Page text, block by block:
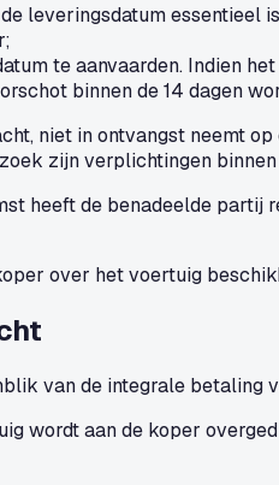
leveringsdatum essentieel
te aanvaarden. Indien
binnen de 14 dagen
niet in ontvangst neemt
zijn verplichtingen
heeft de benadeelde partij
over het voertuig
van de integrale betaling
wordt aan de koper